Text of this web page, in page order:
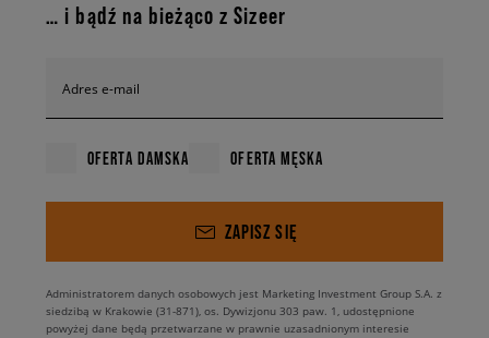
… i bądź na bieżąco z Sizeer
Adres e-mail
OFERTA DAMSKA OFERTA MĘSKA
ZAPISZ SIĘ
Administratorem danych osobowych jest Marketing Investment Group S.A. z
siedzibą w Krakowie (31-871), os. Dywizjonu 303 paw. 1, udostępnione
powyżej dane będą przetwarzane w prawnie uzasadnionym interesie